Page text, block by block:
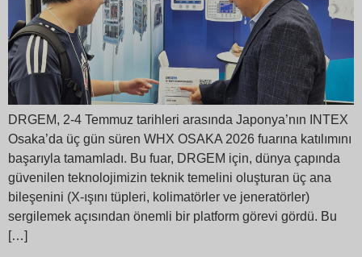
DRGEM, 2-4 Temmuz tarihleri arasında Japonya’nın INTEX
Osaka’da üç gün süren WHX OSAKA 2026 fuarına katılımını
başarıyla tamamladı. Bu fuar, DRGEM için, dünya çapında
güvenilen teknolojimizin teknik temelini oluşturan üç ana
bileşenini (X-ışını tüpleri, kolimatörler ve jeneratörler)
sergilemek açısından önemli bir platform görevi gördü. Bu
[…]